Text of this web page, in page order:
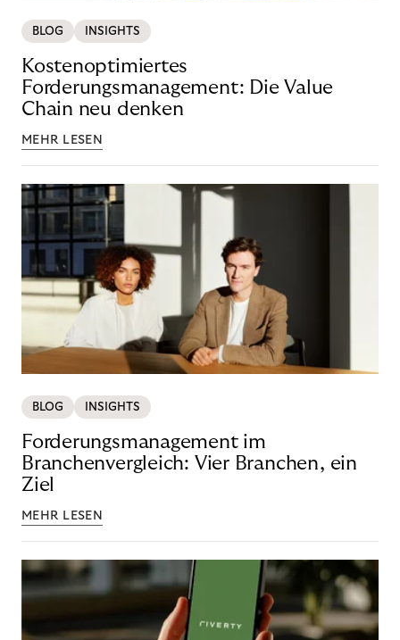
BLOG INSIGHTS
Kostenoptimiertes
Forderungsmanagement: Die Value
Chain neu denken
MEHR LESEN
BLOG INSIGHTS
Forderungsmanagement im
Branchenvergleich: Vier Branchen, ein
Ziel
MEHR LESEN